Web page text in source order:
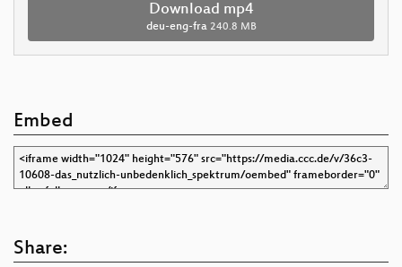
Download mp4
deu-eng-fra 240.8 MB
Embed
Share: